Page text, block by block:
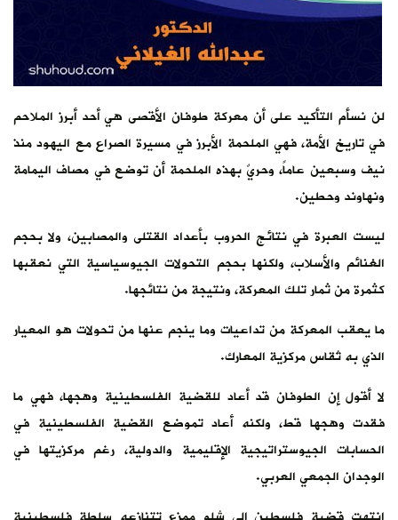
لن نسأم التأكيد على أن معركة طوفان الأقصى هي أحد أبرز الملاحم
في تاريخ الأمة، فهي الملحمة الأبرز في مسيرة الصراع مع اليهود منذ
نيف وسبعين عاماً، وحريٌ بهذه الملحمة أن توضع في مصاف اليمامة
ونهاوند وحطين.
ليست العبرة في نتائج الحروب بأعداد القتلى والمصابين، ولا بحجم
الغنائم والأسلاب، ولكنها بحجم التحولات الجيوسياسية التي نعقبها
كثمرة من ثمار تلك المعركة، ونتيجة من نتائجها.
ما يعقب المعركة من تداعيات وما ينجم عنها من تحولات هو المعيار
الذي به تُقاس مركزية المعارك.
لا أقول إن الطوفان قد أعاد للقضية الفلسطينية وهجها، فهي ما
فقدت وهجها قط، ولكنه أعاد تموضع القضية الفلسطينية في
الحسابات الجيوستراتيجية الإقليمية والدولية، رغم مركزيتها في
الوجدان الجمعي العربي.